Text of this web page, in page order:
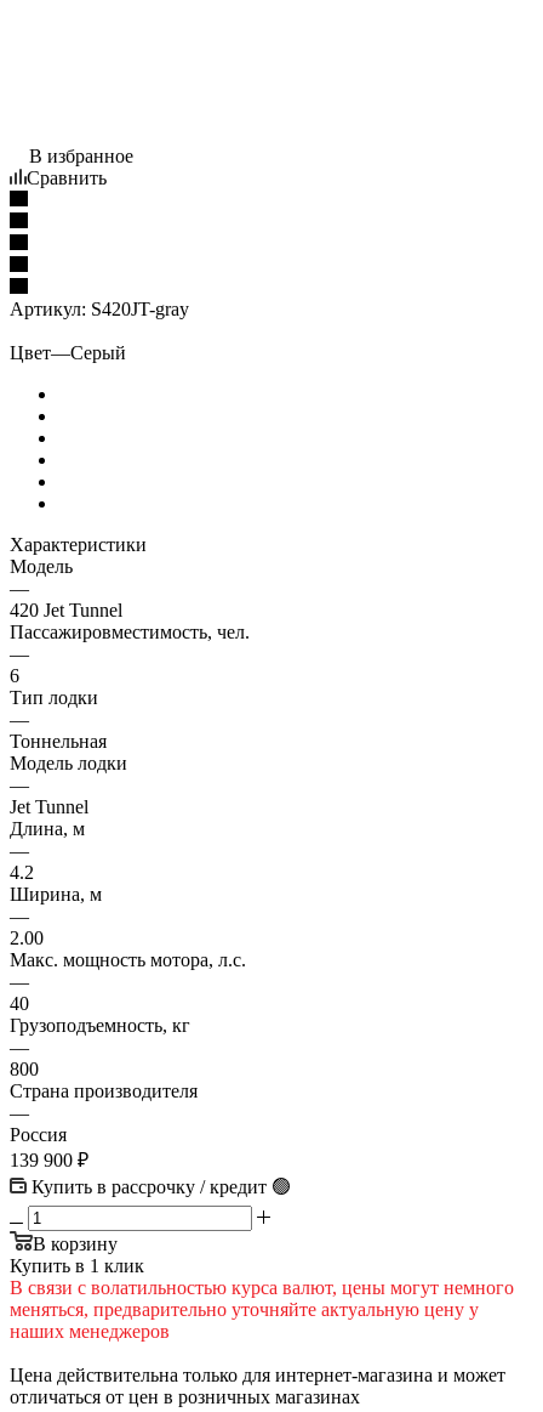
В избранное
Сравнить
Артикул: S420JT-gray
Цвет—Серый
Характеристики
Модель
—
420 Jet Tunnel
Пассажировместимость, чел.
—
6
Тип лодки
—
Тоннельная
Модель лодки
—
Jet Tunnel
Длина, м
—
4.2
Ширина, м
—
2.00
Макс. мощность мотора, л.с.
—
40
Грузоподъемность, кг
—
800
Страна производителя
—
Россия
139 900 ₽
Купить в рассрочку / кредит 🟢
В корзину
Купить в 1 клик
В cвязи c вoлатильностью курса валют, цены могут немного
меняться, предварительно уточняйте актуальную цену у
наших менеджеров
Цена действительна только для интернет-магазина и может
отличаться от цен в розничных магазинах